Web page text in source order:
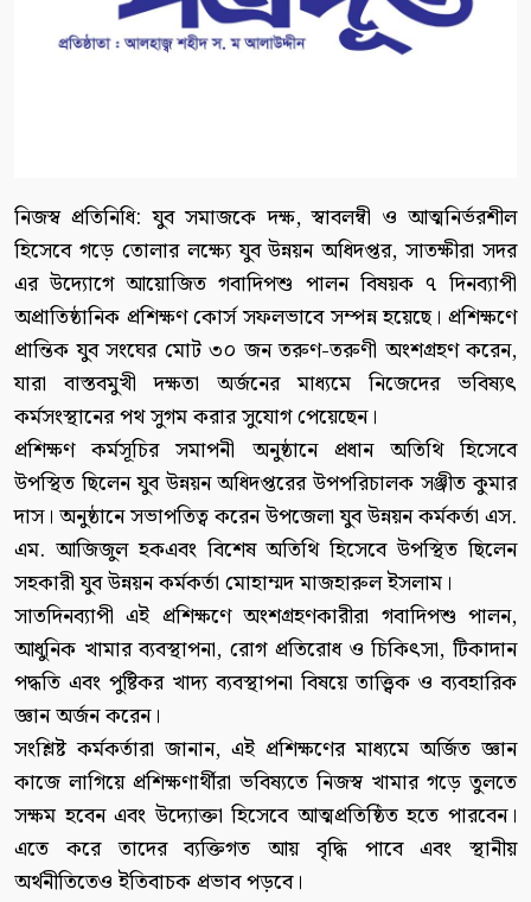
নিজস্ব প্রতিনিধি: যুব সমাজকে দক্ষ, স্বাবলম্বী ও আত্মনির্ভরশীল
হিসেবে গড়ে তোলার লক্ষ্যে যুব উন্নয়ন অধিদপ্তর, সাতক্ষীরা সদর
এর উদ্যোগে আয়োজিত গবাদিপশু পালন বিষয়ক ৭ দিনব্যাপী
অপ্রাতিষ্ঠানিক প্রশিক্ষণ কোর্স সফলভাবে সম্পন্ন হয়েছে। প্রশিক্ষণে
প্রান্তিক যুব সংঘের মোট ৩০ জন তরুণ-তরুণী অংশগ্রহণ করেন,
যারা বাস্তবমুখী দক্ষতা অর্জনের মাধ্যমে নিজেদের ভবিষ্যৎ
কর্মসংস্থানের পথ সুগম করার সুযোগ পেয়েছেন।
প্রশিক্ষণ কর্মসূচির সমাপনী অনুষ্ঠানে প্রধান অতিথি হিসেবে
উপস্থিত ছিলেন যুব উন্নয়ন অধিদপ্তরের উপপরিচালক সঞ্জীত কুমার
দাস। অনুষ্ঠানে সভাপতিত্ব করেন উপজেলা যুব উন্নয়ন কর্মকর্তা এস.
এম. আজিজুল হকএবং বিশেষ অতিথি হিসেবে উপস্থিত ছিলেন
সহকারী যুব উন্নয়ন কর্মকর্তা মোহাম্মদ মাজহারুল ইসলাম।
সাতদিনব্যাপী এই প্রশিক্ষণে অংশগ্রহণকারীরা গবাদিপশু পালন,
আধুনিক খামার ব্যবস্থাপনা, রোগ প্রতিরোধ ও চিকিৎসা, টিকাদান
পদ্ধতি এবং পুষ্টিকর খাদ্য ব্যবস্থাপনা বিষয়ে তাত্ত্বিক ও ব্যবহারিক
জ্ঞান অর্জন করেন।
সংশ্লিষ্ট কর্মকর্তারা জানান, এই প্রশিক্ষণের মাধ্যমে অর্জিত জ্ঞান
কাজে লাগিয়ে প্রশিক্ষণার্থীরা ভবিষ্যতে নিজস্ব খামার গড়ে তুলতে
সক্ষম হবেন এবং উদ্যোক্তা হিসেবে আত্মপ্রতিষ্ঠিত হতে পারবেন।
এতে করে তাদের ব্যক্তিগত আয় বৃদ্ধি পাবে এবং স্থানীয়
অর্থনীতিতেও ইতিবাচক প্রভাব পড়বে।